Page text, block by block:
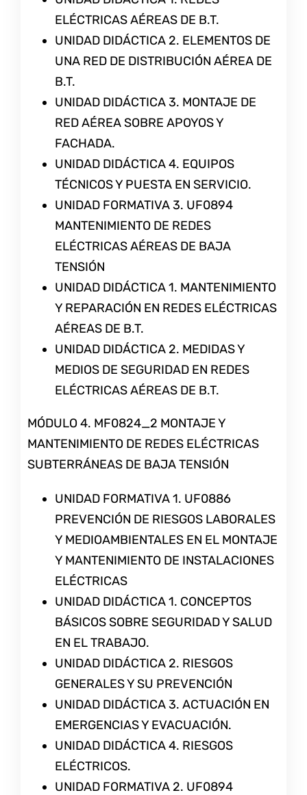
ELÉCTRICAS AÉREAS DE B.T.
UNIDAD DIDÁCTICA 2. ELEMENTOS DE
UNA RED DE DISTRIBUCIÓN AÉREA DE
B.T.
UNIDAD DIDÁCTICA 3. MONTAJE DE
RED AÉREA SOBRE APOYOS Y
FACHADA.
UNIDAD DIDÁCTICA 4. EQUIPOS
TÉCNICOS Y PUESTA EN SERVICIO.
UNIDAD FORMATIVA 3. UF0894
MANTENIMIENTO DE REDES
ELÉCTRICAS AÉREAS DE BAJA
TENSIÓN
UNIDAD DIDÁCTICA 1. MANTENIMIENTO
Y REPARACIÓN EN REDES ELÉCTRICAS
AÉREAS DE B.T.
UNIDAD DIDÁCTICA 2. MEDIDAS Y
MEDIOS DE SEGURIDAD EN REDES
ELÉCTRICAS AÉREAS DE B.T.
MÓDULO 4. MF0824_2 MONTAJE Y
MANTENIMIENTO DE REDES ELÉCTRICAS
SUBTERRÁNEAS DE BAJA TENSIÓN
UNIDAD FORMATIVA 1. UF0886
PREVENCIÓN DE RIESGOS LABORALES
Y MEDIOAMBIENTALES EN EL MONTAJE
Y MANTENIMIENTO DE INSTALACIONES
ELÉCTRICAS
UNIDAD DIDÁCTICA 1. CONCEPTOS
BÁSICOS SOBRE SEGURIDAD Y SALUD
EN EL TRABAJO.
UNIDAD DIDÁCTICA 2. RIESGOS
GENERALES Y SU PREVENCIÓN
UNIDAD DIDÁCTICA 3. ACTUACIÓN EN
EMERGENCIAS Y EVACUACIÓN.
UNIDAD DIDÁCTICA 4. RIESGOS
ELÉCTRICOS.
UNIDAD FORMATIVA 2. UF0894